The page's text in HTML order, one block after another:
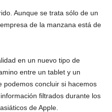
Aunque se trata sólo de un
de la manzana está de
en un nuevo tipo de
entre un tablet y un
podemos concluir si hacemos
filtrados durante los
de Apple.